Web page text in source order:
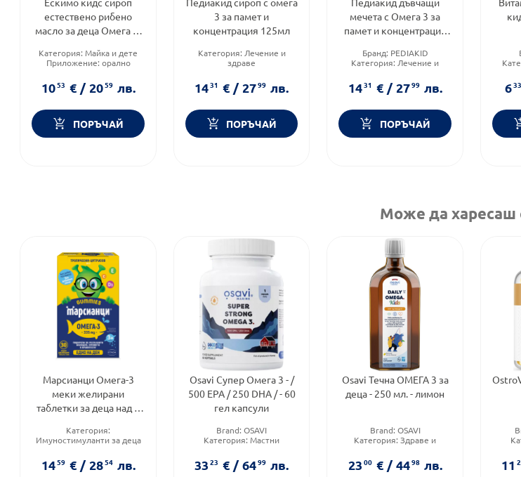
естествено рибено
масло за деца Омега 3-
Категория: Майка и дете
Приложение: орално
1053 € / 2059 лв.
ПОРЪЧАЙ
3 за памет и
концентрация 125мл
Категория: Лечение и
здраве
Приложение:орално
1431 € / 2799 лв.
ПОРЪЧАЙ
мечета с Омега 3 за
памет и концентрация
Бранд: PEDIAKID
Категория: Лечение и
Форма на продукта:
желирани таблетки
1431 € / 2799 лв.
ПОРЪЧАЙ
633
Може да харесаш
Марсианци Омега-3
меки желирани
таблетки за деца над 3
Категория:
Имуностимуланти за деца
1459 € / 2854 лв.
Osavi Супер Омега 3 - /
500 EPA / 250 DHA / - 60
гел капсули
Brand:OSAVI
Категория: Мастни
Форма на продукта:
3323 € / 6499 лв.
Osavi Течна ОМЕГА 3 за
деца - 250 мл. - лимон
Brand: OSAVI
Категория:Здраве и
Форма на продукта:
2300 € / 4498 лв. 11